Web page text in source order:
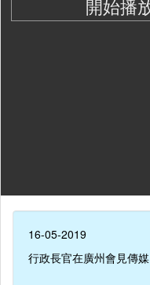
16-05-2019
行政長官在廣州會見傳媒